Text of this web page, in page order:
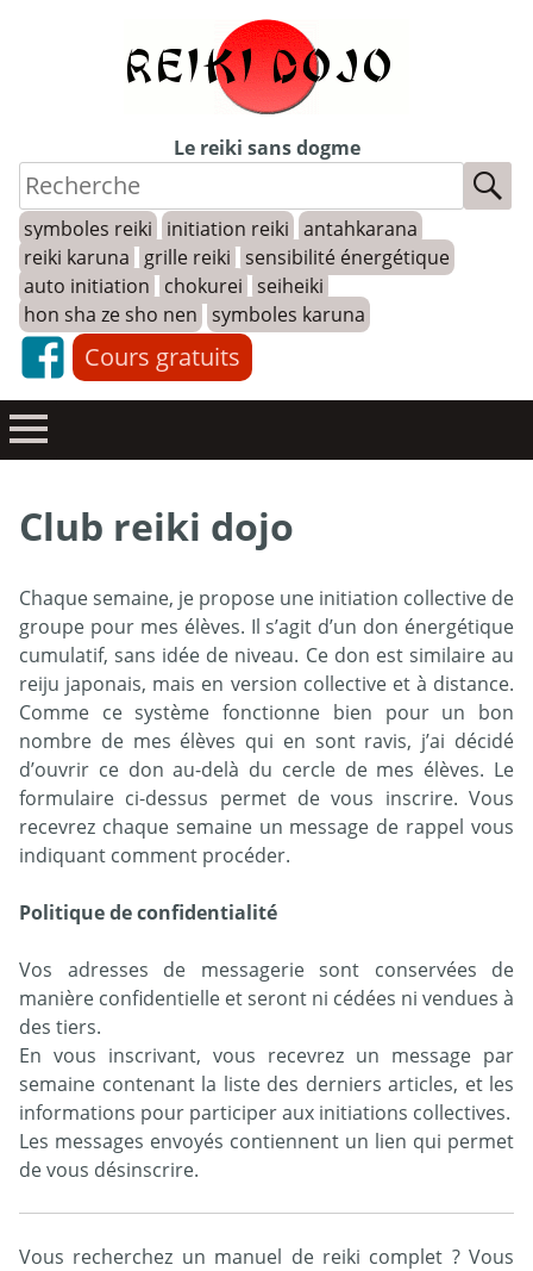
Le reiki sans dogme
symboles reiki initiation reiki antahkarana
reiki karuna
grille reiki sensibilité énergétique
auto initiation
chokurei seiheiki
hon sha ze sho nen symboles karuna
Cours gratuits
Club reiki dojo
Chaque semaine, je propose une initiation collective de
groupe pour mes élèves. Il s’agit d’un don énergétique
cumulatif, sans idée de niveau. Ce don est similaire au
reiju japonais, mais en version collective et à distance.
Comme ce système fonctionne bien pour un bon
nombre de mes élèves qui en sont ravis, j’ai décidé
d’ouvrir ce don au-delà du cercle de mes élèves. Le
formulaire ci-dessus permet de vous inscrire. Vous
recevrez chaque semaine un message de rappel vous
indiquant comment procéder.
Politique de confidentialité
Vos adresses de messagerie sont conservées de
manière confidentielle et seront ni cédées ni vendues à
des tiers.
En vous inscrivant, vous recevrez un message par
semaine contenant la liste des derniers articles, et les
informations pour participer aux initiations collectives.
Les messages envoyés contiennent un lien qui permet
de vous désinscrire.
Vous recherchez un manuel de reiki complet ? Vous